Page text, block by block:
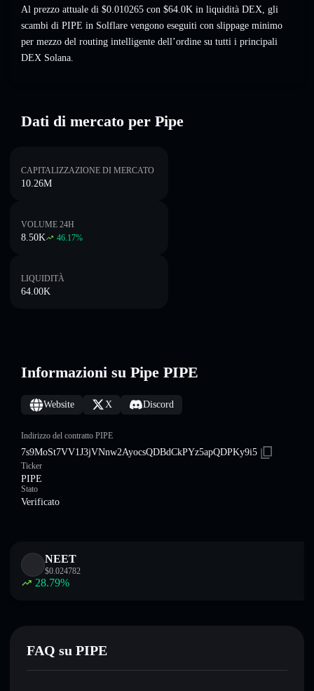
Al prezzo attuale di $0.010265 con $64.0K in liquidità DEX, gli
scambi di PIPE in Solflare vengono eseguiti con slippage minimo
per mezzo del routing intelligente dell’ordine su tutti i principali
DEX Solana.
Dati di mercato per Pipe
CAPITALIZZAZIONE DI MERCATO
10.26M
VOLUME 24H
8.50K 46.17%
LIQUIDITÀ
64.00K
Informazioni su Pipe PIPE
Website X Discord
Indirizzo del contratto PIPE
7s9MoSt7VV1J3jVNnw2AyocsQDBdCkPYz5apQDPKy9i5
Ticker
PIPE
Stato
Verificato
NEET
$0.024782
28.79%
FAQ su PIPE